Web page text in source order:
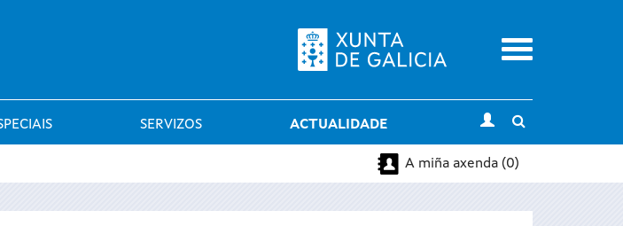
Menu
SERVIZOS ACTUALIDADE
search
A miña axenda (0)